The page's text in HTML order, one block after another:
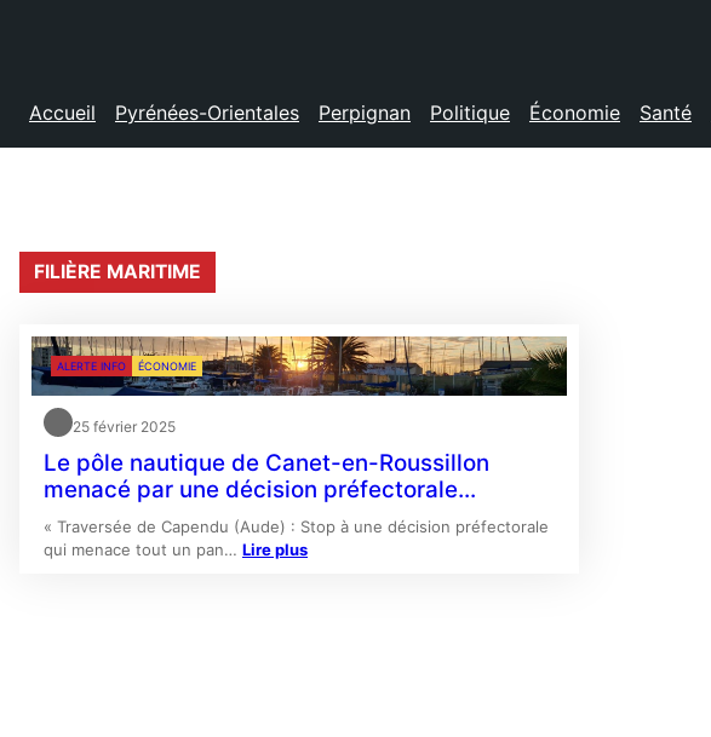
Accueil Pyrénées-Orientales Perpignan Politique Économie Santé
FILIÈRE MARITIME
ALERTE INFO ÉCONOMIE
25 février 2025
Le pôle nautique de Canet-en-Roussillon
menacé par une décision préfectorale…
« Traversée de Capendu (Aude) : Stop à une décision préfectorale
qui menace tout un pan… Lire plus